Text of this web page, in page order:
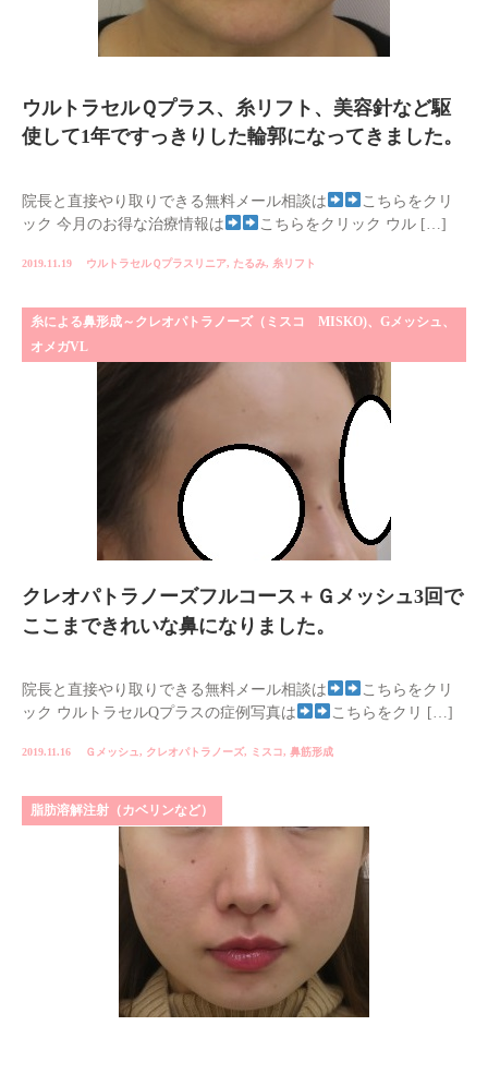
ウルトラセルＱプラス、糸リフト、美容針など駆
使して1年ですっきりした輪郭になってきました。
院長と直接やり取りできる無料メール相談は
こちらをクリ
ック 今月のお得な治療情報は
こちらをクリック ウル […]
2019.11.19 ウルトラセルＱプラスリニア, たるみ, 糸リフト
糸による鼻形成～クレオパトラノーズ（ミスコ MISKO)、Gメッシュ、
オメガVL
クレオパトラノーズフルコース＋Ｇメッシュ3回で
ここまできれいな鼻になりました。
院長と直接やり取りできる無料メール相談は
こちらをクリ
ック ウルトラセルQプラスの症例写真は
こちらをクリ […]
2019.11.16 Ｇメッシュ , クレオパトラノーズ, ミスコ, 鼻筋形成
脂肪溶解注射（カベリンなど）